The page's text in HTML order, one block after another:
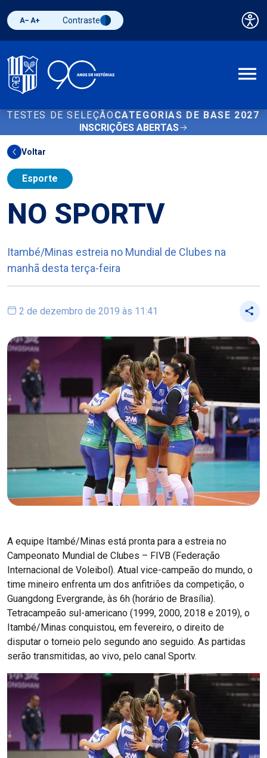
Diminuir fonte
Aumentar fonteAlternar contraste
Contraste
TESTES DE SELEÇÃO CATEGORIAS DE BASE 2027
INSCRIÇÕES ABERTAS
Voltar
Esporte
NO SPORTV
Itambé/Minas estreia no Mundial de Clubes na
manhã desta terça-feira
2 de dezembro de 2019 às 11:41
A equipe Itambé/Minas está pronta para a estreia no
Campeonato Mundial de Clubes – FIVB (Federação
Internacional de Voleibol). Atual vice-campeão do mundo, o
time mineiro enfrenta um dos anfitriões da competição, o
Guangdong Evergrande, às 6h (horário de Brasília).
Tetracampeão sul-americano (1999, 2000, 2018 e 2019), o
Itambé/Minas conquistou, em fevereiro, o direito de
disputar o torneio pelo segundo ano seguido. As partidas
serão transmitidas, ao vivo, pelo canal Sportv.